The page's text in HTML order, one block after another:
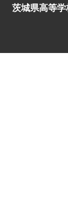
茨城県高等